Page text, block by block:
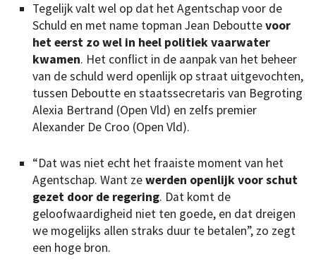
Tegelijk valt wel op dat het Agentschap voor de
Schuld en met name topman Jean Debouttevoor
het eerst zo wel in heel politiek vaarwater
kwamen. Het conflict in de aanpak van het beheer
van de schuld werd openlijk op straat uitgevochten,
tussen Deboutte en staatssecretaris van Begroting
Alexia Bertrand (Open Vld) en zelfs premier
Alexander De Croo (Open Vld).
“Dat was niet echt het fraaiste moment van het
Agentschap. Want zewerden openlijk voor schut
gezet door de regering. Dat komt de
geloofwaardigheid niet ten goede, en dat dreigen
we mogelijks allen straks duur te betalen”, zo zegt
een hoge bron.